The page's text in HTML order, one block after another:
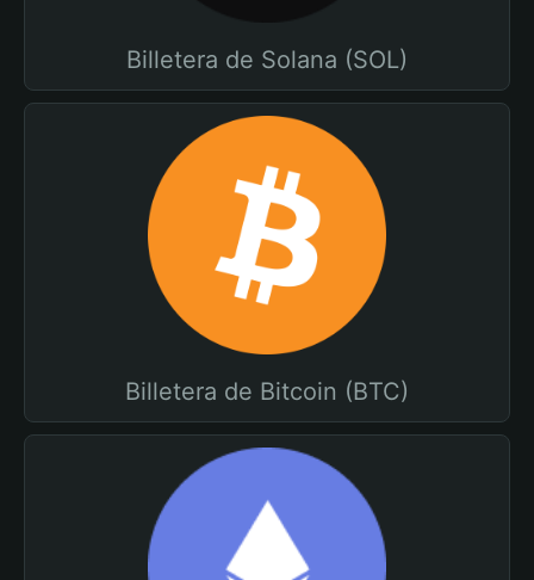
Billetera de Solana (SOL)
Billetera de Bitcoin (BTC)